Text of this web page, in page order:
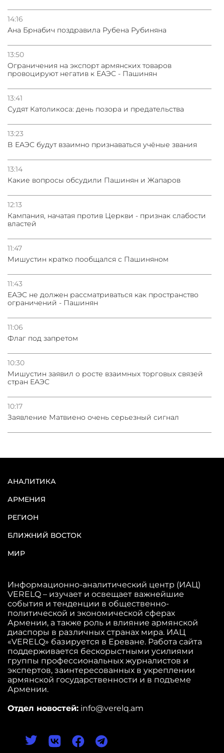
14:16
Ана Брнабич поздравила Рубена Рубиняна
13:50
Oграничения на экспорт армянских товаров
провоцируют негатив к ЕАЭС - Пашинян
13:41
Судят Католикоса: день позора и предательства
13:23
В ЕАЭС будут взаимно признаваться учёные звания
13:14
Какие вопросы обсудили Пашинян и Жапаров
12:13
Кампания, начатая против Церкви - признак слабости
властей
11:47
Мишустин кратко пообщался с Пашиняном
11:43
ЕАЭС не должен рассматриваться как пространство
ограничений - Пашинян
11:06
Флаг под запретом
10:30
Мишустин заявил о росте взаимных торговых связей
стран ЕАЭС
10:17
Заявление Матвиено очень серьезный сигнал
АНАЛИТИКА
АРМЕНИЯ
РЕГИОН
БЛИЖНИЙ ВОСТОК
МИР
Информационно-аналитический центр (ИАЦ)
VERELQ – изучает и освещает важнейшие
события и тенденции в общественно-
политической и экономической сферах
Армении, а также роль и влияние армянской
диаспоры в различных странах мира. ИАЦ
«VERELQ» базируется в Ереване. Работа сайта
поддерживается бескорыстными усилиями
группы профессиональных журналистов и
экспертов, заинтересованных в укреплении
армянской государственности и в подъеме
Армении.
Отдел новостей: info@verelq.am